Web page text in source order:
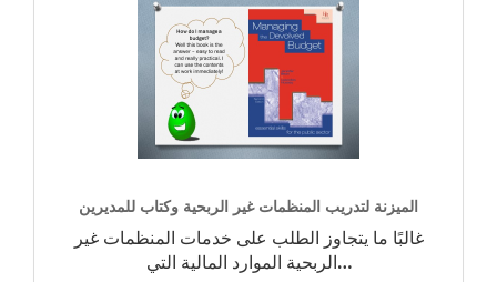
الميزنة لتدريب المنظمات غير الربحية وكتاب للمديرين
غالبًا ما يتجاوز الطلب على خدمات المنظمات غير
الربحية الموارد المالية التي…